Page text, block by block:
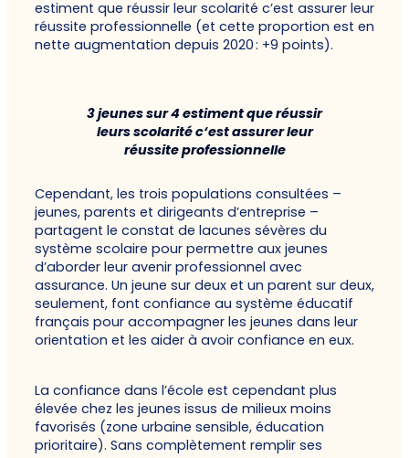
estiment que réussir leur scolarité c’est assurer leur
réussite professionnelle (et cette proportion est en
nette augmentation depuis 2020 : +9 points).
3 jeunes sur 4 estiment que réussir
leurs scolarité c‘est assurer leur
réussite professionnelle
Cependant, les trois populations consultées –
jeunes, parents et dirigeants d’entreprise –
partagent le constat de lacunes sévères du
système scolaire pour permettre aux jeunes
d’aborder leur avenir professionnel avec
assurance. Un jeune sur deux et un parent sur deux,
seulement, font confiance au système éducatif
français pour accompagner les jeunes dans leur
orientation et les aider à avoir confiance en eux.
La confiance dans l’école est cependant plus
élevée chez les jeunes issus de milieux moins
favorisés (zone urbaine sensible, éducation
prioritaire). Sans complètement remplir ses